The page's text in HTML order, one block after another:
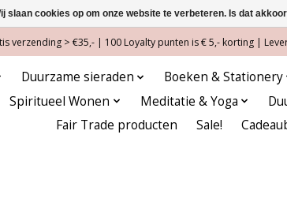
verzending > €35,- | 100 Loyalty punten is € 5,- korting |
Duurzame sieraden Boeken & Stationery
Spiritueel Wonen Meditatie & Yoga
Fair Trade producten
Sale!
slaan cookies op om onze website te verbeteren. Is dat